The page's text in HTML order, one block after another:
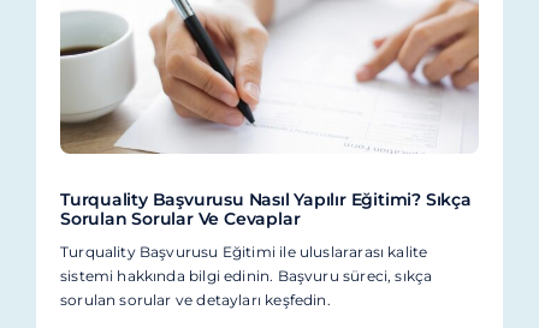
Turquality Başvurusu Nasıl Yapılır Eğitimi? Sıkça
Sorulan Sorular Ve Cevaplar
Turquality Başvurusu Eğitimi ile uluslararası kalite
sistemi hakkında bilgi edinin. Başvuru süreci, sıkça
sorulan sorular ve detayları keşfedin.